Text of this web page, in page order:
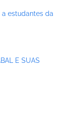
estudantes da
E SUAS